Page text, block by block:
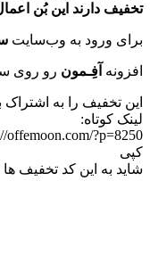
تخفیف دارند این بُن
برای ورود به وب‌سایت
افزونه آفِـمون رو روی
این تخفیف را به اشتراک
لینک کوتاه:
offemoon.com/?p=8250
کپی
شاید به این کد تخفیف ها